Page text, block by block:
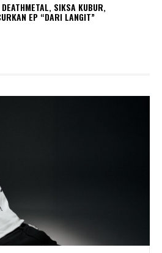
SIKSA KUBUR,
EP “DARI LANGIT”